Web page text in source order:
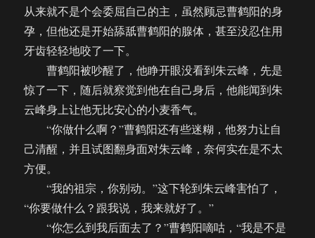
从来就不是个会委屈自己的主，虽然顾忌曹鹤阳的身
孕，但他还是开始舔舐曹鹤阳的腺体，甚至没忍住用
牙齿轻轻地咬了一下。
曹鹤阳被吵醒了，他睁开眼没看到朱云峰，先是
惊了一下，随后就察觉到他在自己身后，他能闻到朱
云峰身上让他无比安心的小麦香气。
“你做什么啊？”曹鹤阳还有些迷糊，他努力让自
己清醒，并且试图翻身面对朱云峰，奈何实在是不太
方便。
“我的祖宗，你别动。”这下轮到朱云峰害怕了，
“你要做什么？跟我说，我来就好了。”
“你怎么到我后面去了？”曹鹤阳嘀咕，“我是不是